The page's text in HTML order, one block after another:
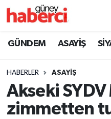
GÜNDEM ASAYİŞ
HABERLER ASAYİŞ
Akseki
zimmetten
Beyoğlu Trafik
Son Dakika
Haber Arşivi